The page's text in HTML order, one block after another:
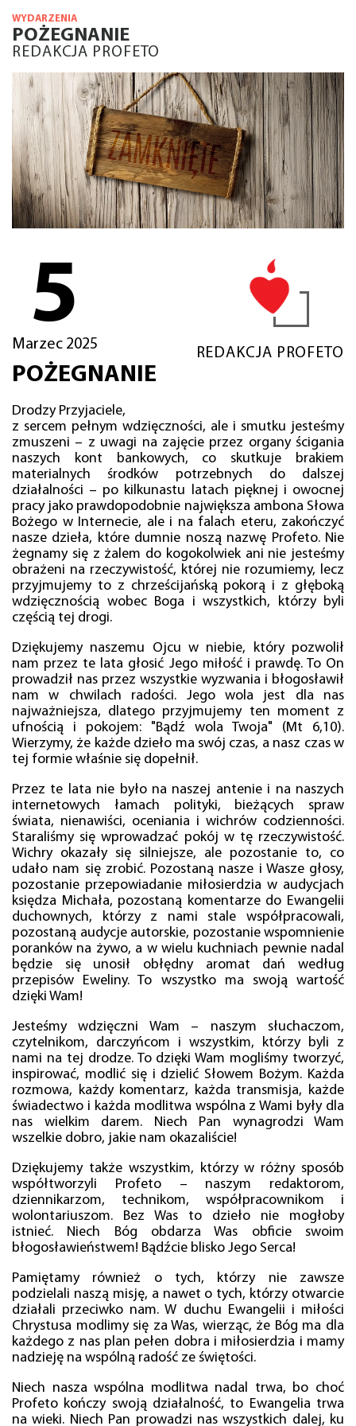
WYDARZENIA
POŻEGNANIE
REDAKCJA PROFETO
5
Marzec 2025
REDAKCJA PROFETO
POŻEGNANIE
Drodzy Przyjaciele,
z sercem pełnym wdzięczności, ale i smutku jesteśmy
zmuszeni – z uwagi na zajęcie przez organy ścigania
naszych kont bankowych, co skutkuje brakiem
materialnych środków potrzebnych do dalszej
działalności – po kilkunastu latach pięknej i owocnej
pracy jako prawdopodobnie największa ambona Słowa
Bożego w Internecie, ale i na falach eteru, zakończyć
nasze dzieła, które dumnie noszą nazwę Profeto. Nie
żegnamy się z żalem do kogokolwiek ani nie jesteśmy
obrażeni na rzeczywistość, której nie rozumiemy, lecz
przyjmujemy to z chrześcijańską pokorą i z głęboką
wdzięcznością wobec Boga i wszystkich, którzy byli
częścią tej drogi.
Dziękujemy naszemu Ojcu w niebie, który pozwolił
nam przez te lata głosić Jego miłość i prawdę. To On
prowadził nas przez wszystkie wyzwania i błogosławił
nam w chwilach radości. Jego wola jest dla nas
najważniejsza, dlatego przyjmujemy ten moment z
ufnością i pokojem: "Bądź wola Twoja" (Mt 6,10).
Wierzymy, że każde dzieło ma swój czas, a nasz czas w
tej formie właśnie się dopełnił.
Przez te lata nie było na naszej antenie i na naszych
internetowych łamach polityki, bieżących spraw
świata, nienawiści, oceniania i wichrów codzienności.
Staraliśmy się wprowadzać pokój w tę rzeczywistość.
Wichry okazały się silniejsze, ale pozostanie to, co
udało nam się zrobić. Pozostaną nasze i Wasze głosy,
pozostanie przepowiadanie miłosierdzia w audycjach
księdza Michała, pozostaną komentarze do Ewangelii
duchownych, którzy z nami stale współpracowali,
pozostaną audycje autorskie, pozostanie wspomnienie
poranków na żywo, a w wielu kuchniach pewnie nadal
będzie się unosił obłędny aromat dań według
przepisów Eweliny. To wszystko ma swoją wartość
dzięki Wam!
Jesteśmy wdzięczni Wam – naszym słuchaczom,
czytelnikom, darczyńcom i wszystkim, którzy byli z
nami na tej drodze. To dzięki Wam mogliśmy tworzyć,
inspirować, modlić się i dzielić Słowem Bożym. Każda
rozmowa, każdy komentarz, każda transmisja, każde
świadectwo i każda modlitwa wspólna z Wami były dla
nas wielkim darem. Niech Pan wynagrodzi Wam
wszelkie dobro, jakie nam okazaliście!
Dziękujemy także wszystkim, którzy w różny sposób
współtworzyli Profeto – naszym redaktorom,
dziennikarzom, technikom, współpracownikom i
wolontariuszom. Bez Was to dzieło nie mogłoby
istnieć. Niech Bóg obdarza Was obficie swoim
błogosławieństwem! Bądźcie blisko Jego Serca!
Pamiętamy również o tych, którzy nie zawsze
podzielali naszą misję, a nawet o tych, którzy otwarcie
działali przeciwko nam. W duchu Ewangelii i miłości
Chrystusa modlimy się za Was, wierząc, że Bóg ma dla
każdego z nas plan pełen dobra i miłosierdzia i mamy
nadzieję na wspólną radość ze świętości.
Niech nasza wspólna modlitwa nadal trwa, bo choć
Profeto kończy swoją działalność, to Ewangelia trwa
na wieki. Niech Pan prowadzi nas wszystkich dalej, ku